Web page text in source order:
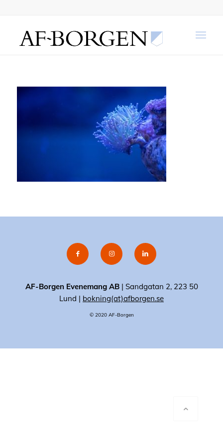
AF-Borgen Evenemang AB| Sandgatan 2, 223 50
Lund | bokning(at)afborgen.se
© 2020 AF-Borgen